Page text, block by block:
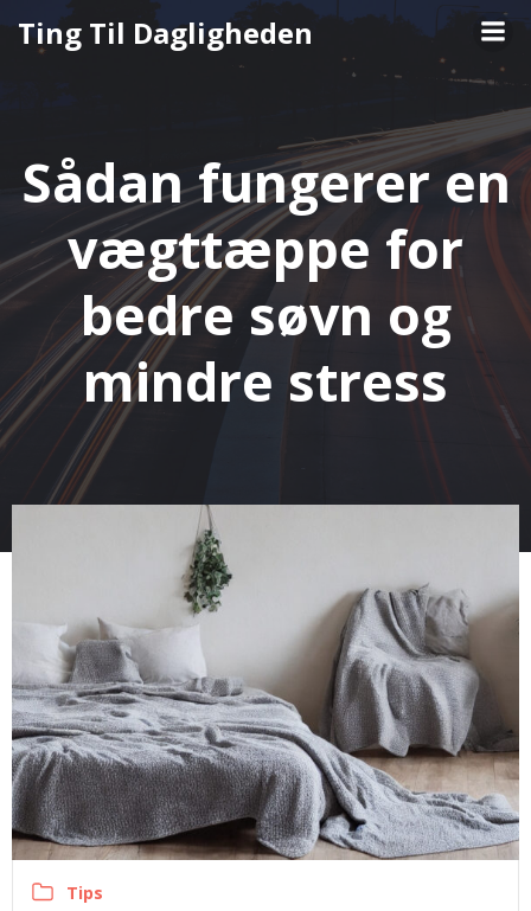
Videre
til
Ting Til Dagligheden
Sådan fungerer en
vægttæppe for
bedre søvn og
mindre stress
Tips